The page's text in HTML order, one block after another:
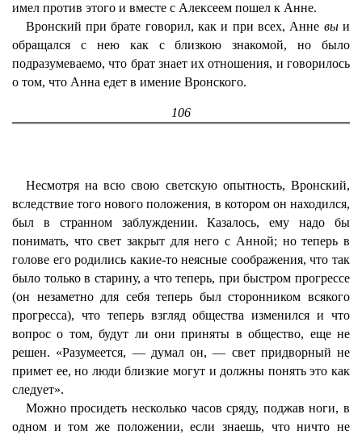
имел против этого и вместе с Алексеем пошел к Анне.
Вронский при брате говорил, как и при всех, Анне выи
обращался с нею как с близкою знакомой, но было
подразумеваемо, что брат знает их отношения, и говорилось
о том, что Анна едет в имение Вронского.
106
Несмотря на всю свою светскую опытность, Вронский,
вследствие того нового положения, в котором он находился,
был в странном заблуждении. Казалось, ему надо бы
понимать, что свет закрыт для него с Анной; но теперь в
голове его родились какие-то неясные соображения, что так
было только в старину, а что теперь, при быстром прогрессе
(он незаметно для себя теперь был сторонником всякого
прогресса), что теперь взгляд общества изменился и что
вопрос о том, будут ли они приняты в общество, еще не
решен. «Разумеется, — думал он, — свет придворный не
примет ее, но люди близкие могут и должны понять это как
следует».
Можно просидеть несколько часов сряду, поджав ноги, в
одном и том же положении, если знаешь, что ничто не